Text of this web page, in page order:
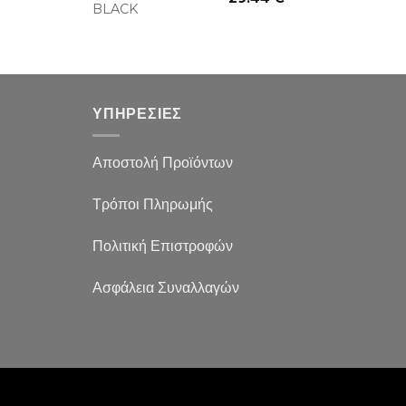
BLACK
ΥΠΗΡΕΣΙΕΣ
Αποστολή Προϊόντων
Τρόποι Πληρωμής
Πολιτική Επιστροφών
Ασφάλεια Συναλλαγών